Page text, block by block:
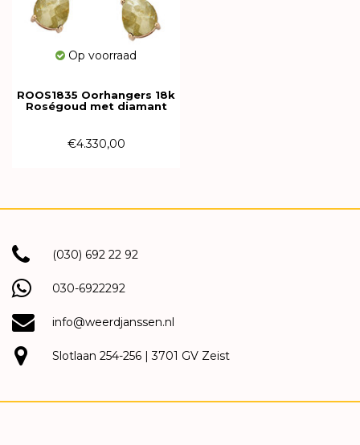
Op voorraad
ROOS1835 Oorhangers 18k
Roségoud met diamant
€4.330,00
(030) 692 22 92
030-6922292
info@weerdjanssen.nl
Slotlaan 254-256 | 3701 GV Zeist